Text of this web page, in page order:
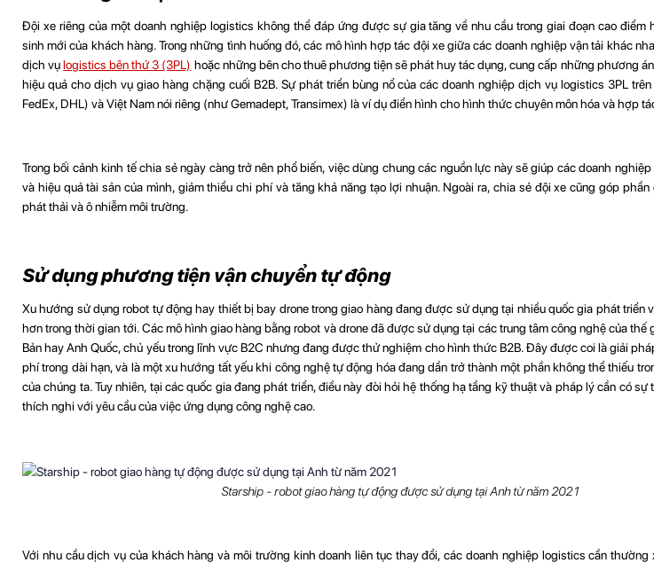
Đội xe riêng của một doanh nghiệp logistics không thể đáp ứng được sự gia tăng về nhu cầu trong giai đoạn cao điểm
sinh mới của khách hàng. Trong những tình huống đó, các mô hình hợp tác đội xe giữa các doanh nghiệp vận tải khác
dịch vụlogistics bên thứ 3 (3PL) hoặc những bên cho thuê phương tiện sẽ phát huy tác dụng, cung cấp những phương
hiệu quả cho dịch vụ giao hàng chặng cuối B2B. Sự phát triển bùng nổ của các doanh nghiệp dịch vụ logistics 3PL
FedEx, DHL) và Việt Nam nói riêng (như Gemadept, Transimex) là ví dụ điển hình cho hình thức chuyên môn hóa và hợp
Trong bối cảnh kinh tế chia sẻ ngày càng trở nên phổ biến, việc dùng chung các nguồn lực này sẽ giúp các doanh
và hiệu quả tài sản của mình, giảm thiểu chi phí và tăng khả năng tạo lợi nhuận. Ngoài ra, chia sẻ đội xe cũng góp
phát thải và ô nhiễm môi trường.
Sử dụng phương tiện vận chuyển tự động
Xu hướng sử dụng robot tự động hay thiết bị bay drone trong giao hàng đang được sử dụng tại nhiều quốc gia phát triển
hơn trong thời gian tới. Các mô hình giao hàng bằng robot và drone đã được sử dụng tại các trung tâm công nghệ của thế
Bản hay Anh Quốc, chủ yếu trong lĩnh vực B2C nhưng đang được thử nghiệm cho hình thức B2B. Đây được coi là giải
phí trong dài hạn, và là một xu hướng tất yếu khi công nghệ tự động hóa đang dần trở thành một phần không thể thiếu
của chúng ta. Tuy nhiên, tại các quốc gia đang phát triển, điều này đòi hỏi hệ thống hạ tầng kỹ thuật và pháp lý cần có sự
thích nghi với yêu cầu của việc ứng dụng công nghệ cao.
Starship - robot giao hàng tự động được sử dụng tại Anh từ năm 2021
Với nhu cầu dịch vụ của khách hàng và môi trường kinh doanh liên tục thay đổi, các doanh nghiệp logistics cần thường